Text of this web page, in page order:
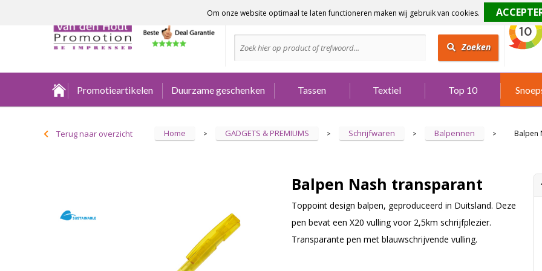
Advies nodig?
Zoeken
Promotieartikelen Duurzame geschenken Tassen Textiel Top 10
Terug naar overzicht Home > GADGETS & PREMIUMS > Schrijfwaren > Balpennen > Balpen
Balpen Nash transparant
Toppoint design balpen, geproduceerd in Duitsland. Deze
pen bevat een X20 vulling voor 2,5km schrijfplezier.
Transparante pen met blauwschrijvende vulling.
Om onze website optimaal te laten functioneren maken wij gebruik van cookies.